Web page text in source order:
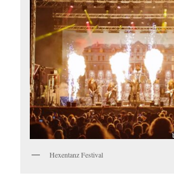
Hexentanz Festival